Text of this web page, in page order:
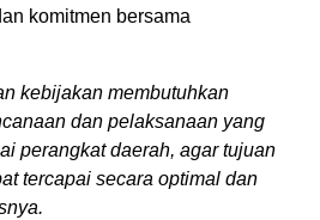
komitmen bersama
kebijakan membutuhkan
dan pelaksanaan yang
perangkat daerah, agar tujuan
tercapai secara optimal dan